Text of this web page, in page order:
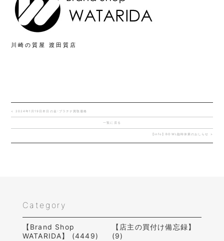
川崎の質屋 渡田質店
< 2024年1月19日本日の金･プラチナ買取価格
一覧に戻る
【info】BOWL臨時休業のおしらせ >
Category
【Brand Shop
WATARIDA】 (4449)
【店主の買付け備忘録】
(9)